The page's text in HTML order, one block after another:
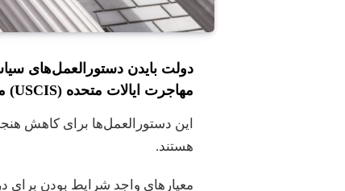
دولت بایدن دستورالعمل‌های
مهاجرت ایالات متحده (USCIS) منتشر کرده است.
این دستورالعمل‌ها برای کاهش
هستند.